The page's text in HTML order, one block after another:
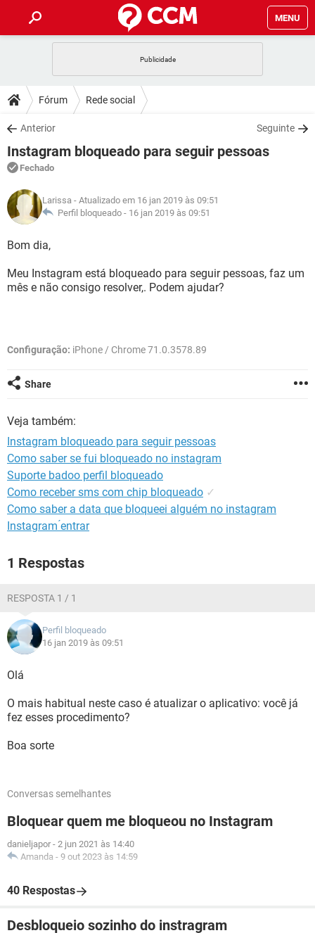
MENU
CELULAR
OUTLOOK
INSTAGRAM GMAIL
GUIA DE COMPRAS
DICAS
JOGOS
OUTLOOK
INSTAGRAM
GUIA DE COMPRAS
DOWNLOADS
JOGOS WHATSAPP
CELULAR
OUTLOOK EXCEL
INSTAGRAM
GUIA DE COMPRAS
FÓRUM
JOGOS
CELULAR FACEBOOK
GUIA DE COMPRAS
GLOSSÁRIO
JOGOS
CELULAR
OUTLOOK EXCEL
GMAIL
Fórum Rede social
Anterior Seguinte
Instagram bloqueado para seguir pessoas
Fechado
Larissa - Atualizado em 16 jan 2019 às 09:51
Perfil bloqueado - 16 jan 2019 às 09:51
Bom dia,
Meu Instagram está bloqueado para seguir pessoas, faz um
mês e não consigo resolver,. Podem ajudar?
Configuração: iPhone / Chrome 71.0.3578.89
Share
Veja também:
Instagram bloqueado para seguir pessoas
Como saber se fui bloqueado no instagram
Suporte badoo perfil bloqueado
Como receber sms com chip bloqueado ✓
Como saber a data que bloqueei alguém no instagram
Instagram ́entrar
1 Respostas
RESPOSTA 1 / 1
Perfil bloqueado
16 jan 2019 às 09:51
Olá
O mais habitual neste caso é atualizar o aplicativo: você já
fez esses procedimento?
Boa sorte
Conversas semelhantes
Bloquear quem me bloqueou no Instagram
danieljapor - 2 jun 2021 às 14:40
Amanda - 9 out 2023 às 14:59
40 Respostas
Desbloqueio sozinho do instragram